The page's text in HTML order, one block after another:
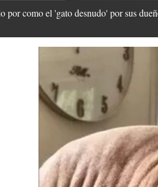
por como el 'gato desnudo' por sus